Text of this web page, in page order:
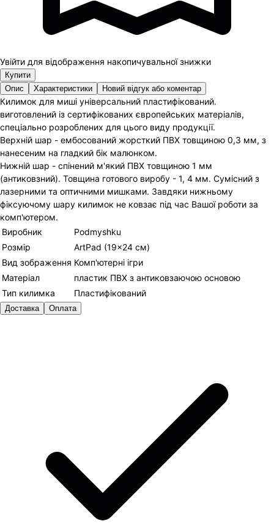
Увійти для відображення накопичувальної знижки
Купити
Опис
Характеристики Новий відгук або коментар
Килимок для миші універсальний пластифікований.
виготовлений із сертифікованих європейських матеріалів,
спеціально розроблених для цього виду продукції.
Верхній шар - ембосований жорсткий ПВХ товщиною 0,3 мм, з
нанесеним на гладкий бік малюнком.
Нижній шар - спінений м'який ПВХ товщиною 1 мм
(антиковзний). Товщина готового виробу - 1, 4 мм. Сумісний з
лазерними та оптичними мишками. Завдяки нижньому
фіксуючому шару килимок не ковзає під час Вашої роботи за
комп'ютером.
Виробник
Podmyshku
Розмір
ArtPad (19×24 см)
Вид зображення Комп'ютерні ігри
Матеріал
пластик ПВХ з антиковзаючою основою
Тип килимка
Пластифікований
Доставка Оплата